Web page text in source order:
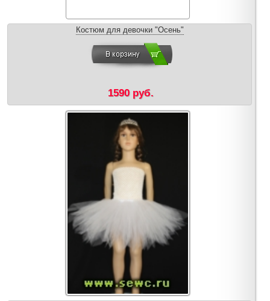
Костюм для девочки "Осень"
1590 руб.